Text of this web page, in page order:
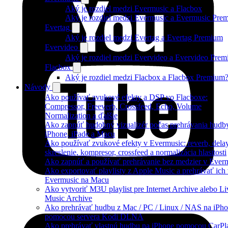
Aký je rozdiel medzi Evermusic a Flacbox
Aký je rozdiel medzi Evermusic a Evermusic
Evertag
Aký je rozdiel medzi Evertag a Evertag Premium
Evervideo
Aký je rozdiel medzi Evervideo a Evervideo
Flacbox
Aký je rozdiel medzi Flacbox a Flacbox Premium?
Návody
Ako používať zvukové efekty a DSP vo Flacboxe:
Compressor, Freeverb, Crossfeed, Echo, Volume
Normalization a ďalšie
Ako zapnúť hudobný vizualizér počas prehrávania
iPhone, iPade a Macu
Ako používať zvukové efekty v Evermusic: reverb,
skreslenie, kompresor, crossfeed a normalizácia hlasitosti
Ako zapnúť a používať prehrávanie bez medzier v
Ako exportovať playlisty z Apple Music a prehrávať ich
Evermusic na Macu
Ako vytvoriť M3U playlist pre Internet Archive alebo
Music Archive
Ako prehrávať hudbu z Mac / PC / Linux / NAS na
pomocou servera Kodi DLNA
Ako prehrávať vlastnú hudbu na iPhone pomocou